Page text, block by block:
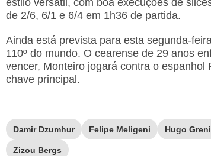
estilo versátil, com boa execuções de
de 2/6, 6/1 e 6/4 em 1h36 de partida.
Ainda está prevista para esta segunda-
110º do mundo. O cearense de 29 anos
vencer, Monteiro jogará contra o
chave principal.
Damir Dzumhur Felipe Meligeni Hugo
Zizou Bergs